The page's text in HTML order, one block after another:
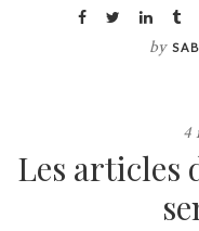
by
4
Les articles